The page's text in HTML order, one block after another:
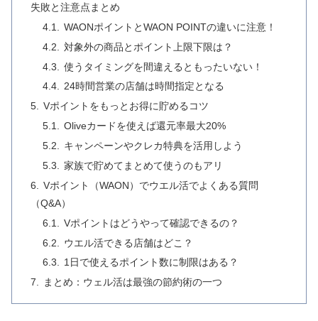
失敗と注意点まとめ
WAONポイントとWAON POINTの違いに注意！
対象外の商品とポイント上限下限は？
使うタイミングを間違えるともったいない！
24時間営業の店舗は時間指定となる
Vポイントをもっとお得に貯めるコツ
Oliveカードを使えば還元率最大20%
キャンペーンやクレカ特典を活用しよう
家族で貯めてまとめて使うのもアリ
Vポイント（WAON）でウエル活でよくある質問
（Q&A）
Vポイントはどうやって確認できるの？
ウエル活できる店舗はどこ？
1日で使えるポイント数に制限はある？
まとめ：ウェル活は最強の節約術の一つ